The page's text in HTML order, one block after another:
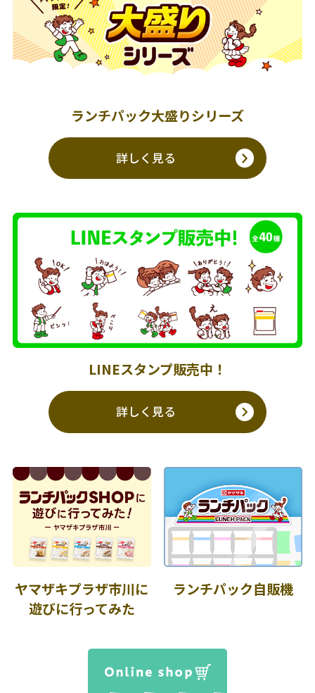
ランチパック大盛りシリーズ
詳しく見る
LINEスタンプ販売中！
詳しく見る
ヤマザキプラザ市川に
遊びに行ってみた
ランチパック自販機